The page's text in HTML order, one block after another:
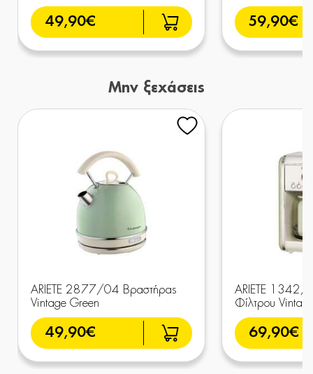
49,90€ 59,90€
Μην ξεχάσεις
ARIETE 2877/04 Βραστήρας
Vintage Green
49,90€
ARIETE 1342/
Φίλτρου
69,90€